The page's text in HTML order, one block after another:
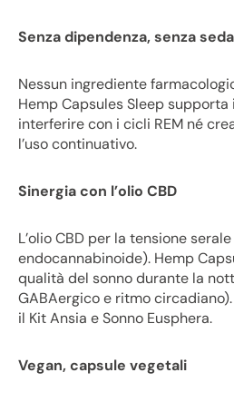
Senza dipendenza, senza
Nessun ingrediente
Hemp Capsules Sleep supporta
interferire con i cicli REM né
l’uso continuativo.
Sinergia con l’olio CBD
L’olio CBD per la tensione
endocannabinoide). Hemp
qualità del sonno durante la
GABAergico e ritmo
il Kit Ansia e Sonno Eusphera.
Vegan, capsule vegetali